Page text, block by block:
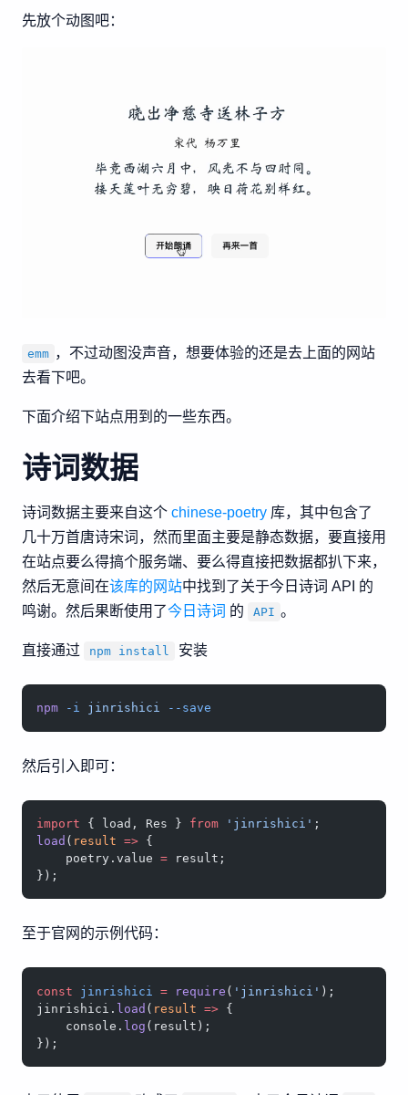
先放个动图吧：
emm ，不过动图没声音，想要体验的还是去上面的网站
去看下吧。
下面介绍下站点用到的一些东西。
诗词数据
诗词数据主要来自这个 chinese-poetry 库，其中包含了
几十万首唐诗宋词，然而里面主要是静态数据，要直接用
在站点要么得搞个服务端、要么得直接把数据都扒下来，
然后无意间在该库的网站中找到了关于今日诗词 API 的
鸣谢。然后果断使用了今日诗词 的 API 。
直接通过 npm install 安装
npm -i jinrishici --save
然后引入即可：
import { load, Res } from 'jinrishici' ;
load ( result => {
    poetry.value
= result;
});
至于官网的示例代码：
const jinrishici = require ( 'jinrishici' );
jinrishici. load ( result => {
    console.
log (result);
});